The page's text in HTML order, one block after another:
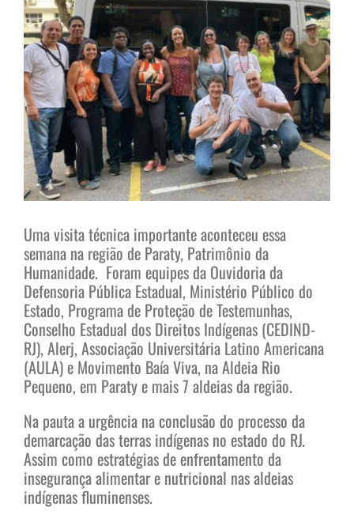
Uma visita técnica importante aconteceu essa
semana na região de Paraty, Patrimônio da
Humanidade. Foram equipes da Ouvidoria da
Defensoria Pública Estadual, Ministério Público do
Estado, Programa de Proteção de Testemunhas,
Conselho Estadual dos Direitos Indígenas (CEDIND-
RJ), Alerj, Associação Universitária Latino Americana
(AULA) e Movimento Baía Viva, na Aldeia Rio
Pequeno, em Paraty e mais 7 aldeias da região.
Na pauta a urgência na conclusão do processo da
demarcação das terras indígenas no estado do RJ.
Assim como estratégias de enfrentamento da
insegurança alimentar e nutricional nas aldeias
indígenas fluminenses.